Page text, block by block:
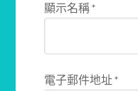
顯示名稱*
電子郵件地址*